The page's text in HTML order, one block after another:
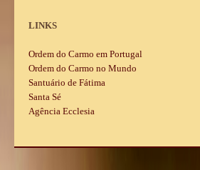
LINKS
Ordem do Carmo em Portugal
Ordem do Carmo no Mundo
Santuário de Fátima
Santa Sé
Agência Ecclesia